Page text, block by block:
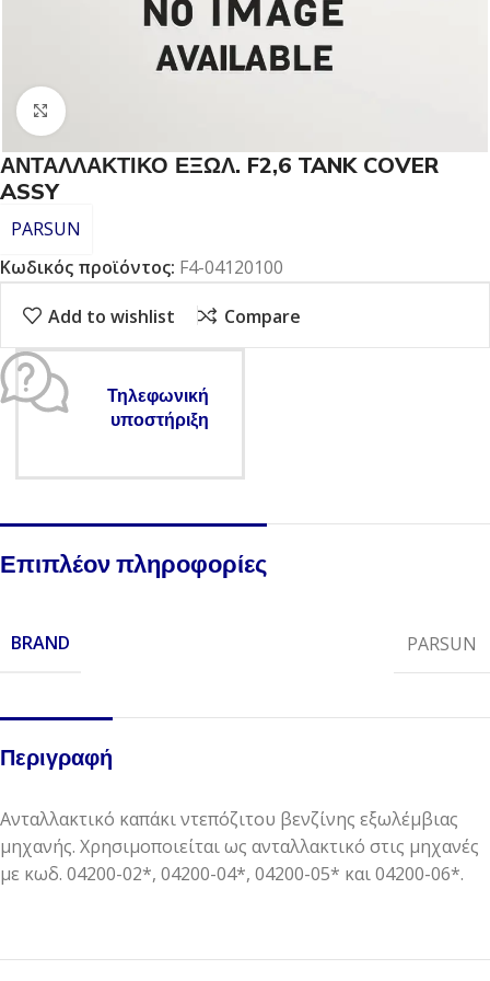
Click to enlarge
ΑΝΤΑΛΛΑΚΤΙΚΟ ΕΞΩΛ. F2,6 TANK COVER
ASSY
PARSUN
Κωδικός προϊόντος: F4-04120100
Add to wishlist Compare
Τηλεφωνική
υποστήριξη
Επιπλέον πληροφορίες
BRAND PARSUN
Περιγραφή
Ανταλλακτικό καπάκι ντεπόζιτου βενζίνης εξωλέμβιας
μηχανής. Χρησιμοποιείται ως ανταλλακτικό στις μηχανές
με κωδ. 04200-02*, 04200-04*, 04200-05* και 04200-06*.